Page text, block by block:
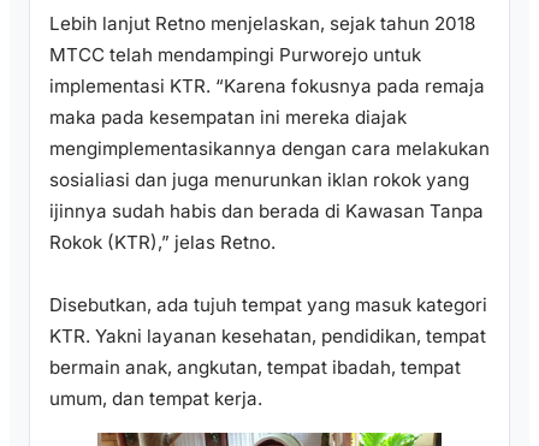
Lebih lanjut Retno menjelaskan, sejak tahun 2018
MTCC telah mendampingi Purworejo untuk
implementasi KTR. “Karena fokusnya pada remaja
maka pada kesempatan ini mereka diajak
mengimplementasikannya dengan cara melakukan
sosialiasi dan juga menurunkan iklan rokok yang
ijinnya sudah habis dan berada di Kawasan Tanpa
Rokok (KTR),” jelas Retno.
Disebutkan, ada tujuh tempat yang masuk kategori
KTR. Yakni layanan kesehatan, pendidikan, tempat
bermain anak, angkutan, tempat ibadah, tempat
umum, dan tempat kerja.